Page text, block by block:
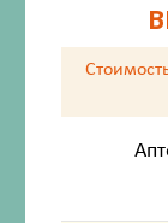
Описание